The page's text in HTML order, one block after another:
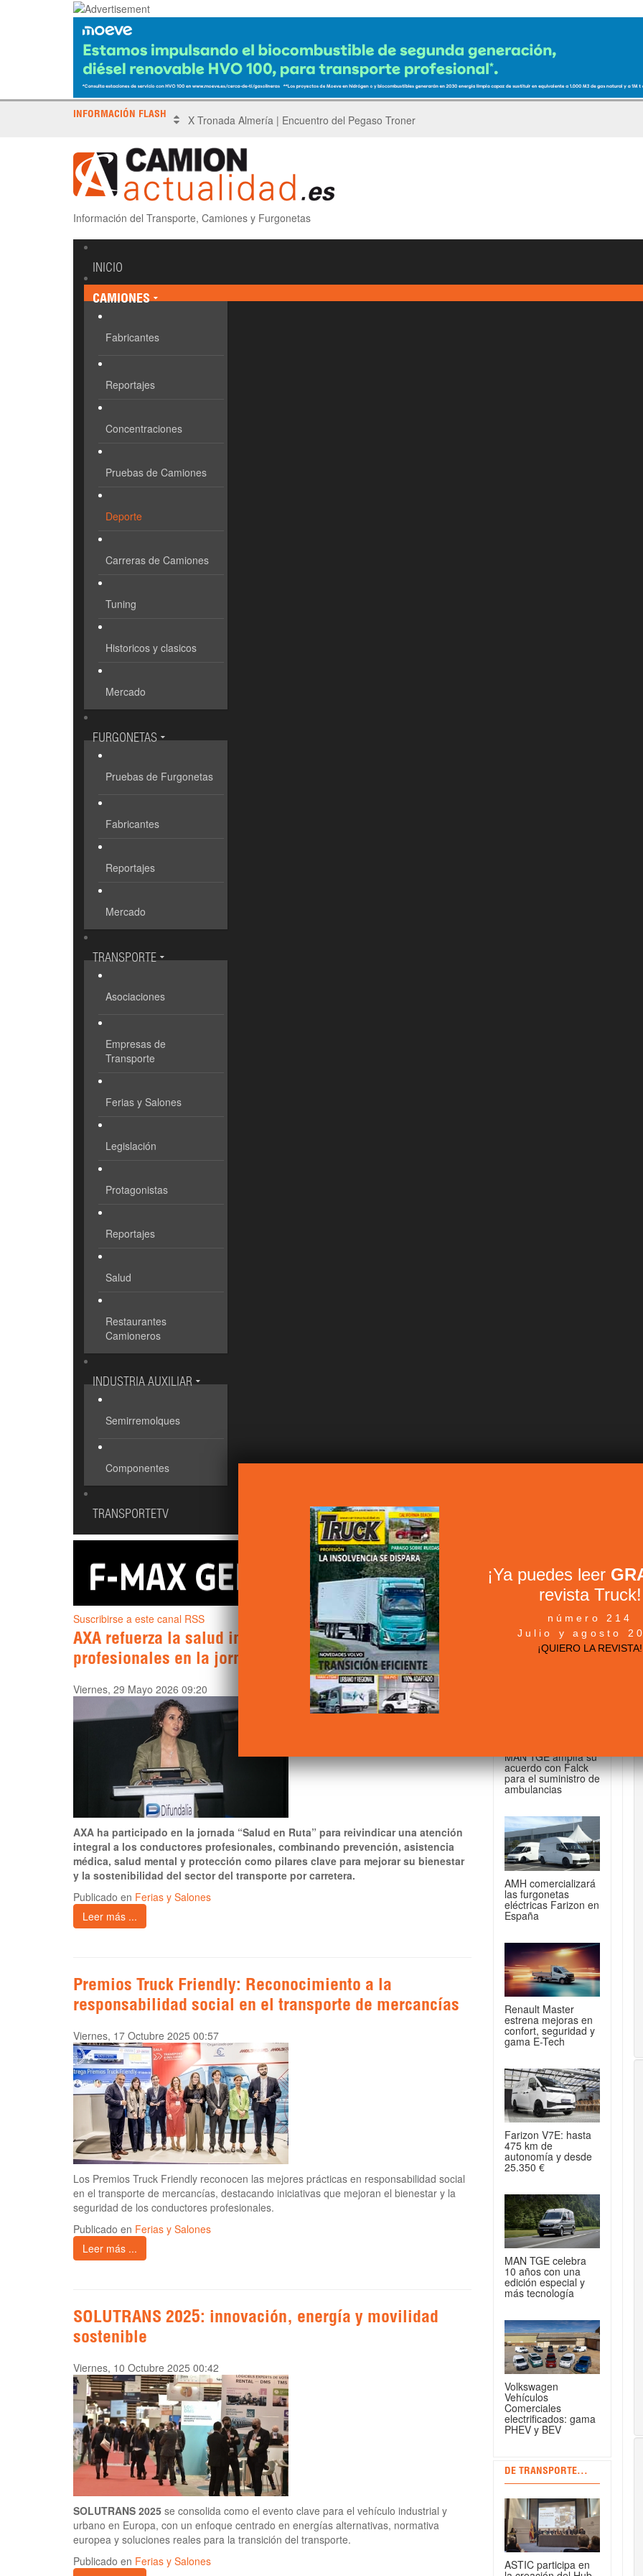
INFORMACIÓN FLASH Sinotruk protagoniza el Driver’s Parade del GP de China de F1
Información del Transporte, Camiones y Furgonetas
INICIO
CAMIONES
Fabricantes
Reportajes
Concentraciones
Pruebas de Camiones
Deporte
Carreras de Camiones
Tuning
Historicos y clasicos
Mercado
FURGONETAS
Pruebas de Furgonetas
Fabricantes
Reportajes
Mercado
TRANSPORTE
Asociaciones
Empresas de
Transporte
Ferias y Salones
Legislación
Protagonistas
Reportajes
Salud
Restaurantes
Camioneros
INDUSTRIA AUXILIAR
Semirremolques
Componentes
TRANSPORTETV
Suscribirse a este canal RSS
AXA refuerza la salud integral de los conductores
profesionales en la jornada “Salud en Ruta”
Viernes, 29 Mayo 2026 09:20
AXA ha participado en la jornada “Salud en Ruta” para reivindicar una atención
integral a los conductores profesionales, combinando prevención, asistencia
médica, salud mental y protección como pilares clave para mejorar su bienestar
y la sostenibilidad del sector del transporte por carretera.
Publicado en Ferias y Salones
Leer más ...
Premios Truck Friendly: Reconocimiento a la
responsabilidad social en el transporte de mercancías
Viernes, 17 Octubre 2025 00:57
Los Premios Truck Friendly reconocen las mejores prácticas en responsabilidad social
en el transporte de mercancías, destacando iniciativas que mejoran el bienestar y la
seguridad de los conductores profesionales.
Publicado en Ferias y Salones
Leer más ...
SOLUTRANS 2025: innovación, energía y movilidad
sostenible
Viernes, 10 Octubre 2025 00:42
SOLUTRANS 2025 se consolida como el evento clave para el vehículo industrial y
urbano en Europa, con un enfoque centrado en energías alternativas, normativa
europea y soluciones reales para la transición del transporte.
Publicado en Ferias y Salones
+ NOTICIAS...
MAN TGE amplía su
acuerdo con Falck
para el suministro de
ambulancias
AMH comercializará
las furgonetas
eléctricas Farizon en
España
Renault Master
estrena mejoras en
confort, seguridad y
gama E-Tech
Farizon V7E: hasta
475 km de
autonomía y desde
25.350 €
MAN TGE celebra
10 años con una
edición especial y
más tecnología
Volkswagen
Vehículos
Comerciales
electrificados: gama
PHEV y BEV
DE TRANSPORTE...
ASTIC participa en
¡Ya puedes leer
revista Truck!
número 214
Julio y agosto
¡QUIERO LA REVISTA!